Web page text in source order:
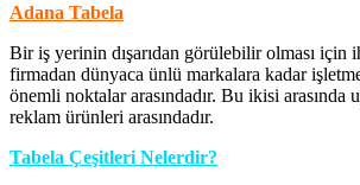
Adana Tabela
Bir iş yerinin dışarıdan görülebilir olması için
firmadan dünyaca ünlü markalara kadar
önemli noktalar arasındadır. Bu ikisi
reklam ürünleri arasındadır.
Tabela Çeşitleri Nelerdir?